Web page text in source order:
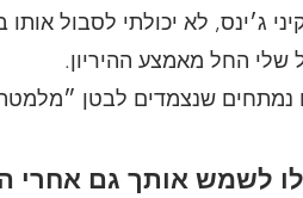
ג׳ינס, לא יכולתי לסבול אותו
שלי החל מאמצע ההיריון.
שנצמדים לבטן
לשמש אותך גם אחרי